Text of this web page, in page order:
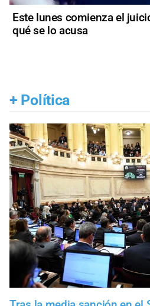
Este lunes comienza el
qué se lo acusa
+ Política